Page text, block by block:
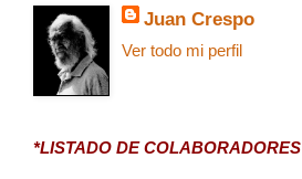
Juan Crespo
Ver todo mi perfil
*LISTADO DE COLABORADORES